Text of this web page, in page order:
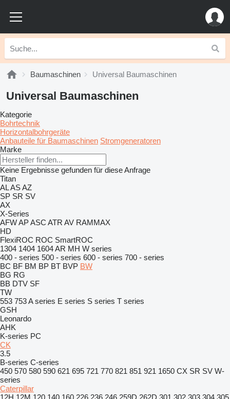
Baumaschinen Universal Baumaschinen
Universal Baumaschinen
Kategorie
Bohrtechnik
Horizontalbohrgeräte
Anbauteile für Baumaschinen Stromgeneratoren
Marke
Keine Ergebnisse gefunden für diese Anfrage
Titan
ALASAZ
SP SR SV
AX
X-Series
AFWAPASC ATR AV RAMMAX
HD
FlexiROC ROC SmartROC
1304 1404 1604AR MH W series
400 - series 500 - series 600 - series 700 - series
BC BF BM BP BT BVP BW
BG RG
BB DTV SF
TW
553 753A series E series S series T series
GSH
Leonardo
AHK
K-series PC
CK
3.5
B-series C-series
450 570 580 590 621 695 721 770 821 851 921 1650 CX SR SV W-
series
Caterpillar
12H 12M 120 140 160 226 236 246 259D 262D 301 302 303 304 305